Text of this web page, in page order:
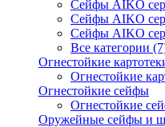
Сейфы AIKO
Сейфы AIKO
Сейфы AIKO
Все категории
Огнестойкие
Огнестойкие
Огнестойкие сейфы
Огнестойкие
Оружейные сейфы и